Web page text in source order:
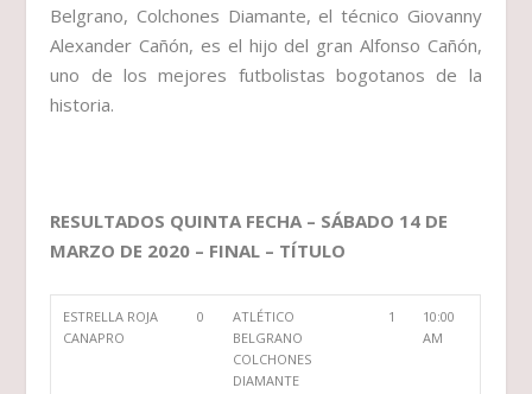
Belgrano, Colchones Diamante, el técnico Giovanny
Alexander Cañón, es el hijo del gran Alfonso Cañón,
uno de los mejores futbolistas bogotanos de la
historia.
RESULTADOS QUINTA FECHA – SÁBADO 14 DE
MARZO DE 2020 – FINAL – TÍTULO
ESTRELLA ROJA
CANAPRO
0
ATLÉTICO
BELGRANO
COLCHONES
DIAMANTE
1
10:00
AM